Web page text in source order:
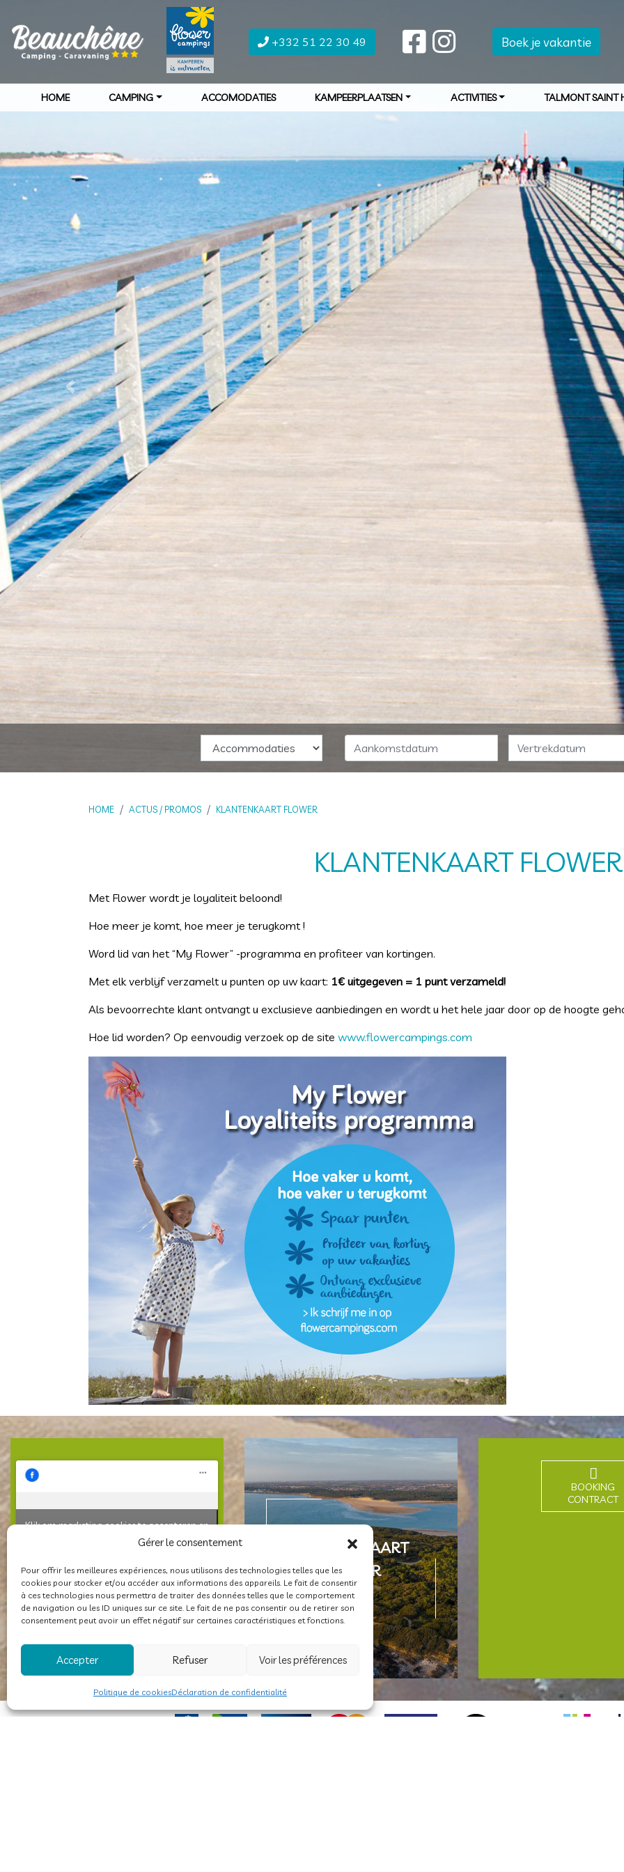
Gérer le consentement
Pour offrir les meilleures expériences, nous utilisons des technologies telles que les
cookies pour stocker et/ou accéder aux informations des appareils. Le fait de consentir
à ces technologies nous permettra de traiter des données telles que le comportement
de navigation ou les ID uniques sur ce site. Le fait de ne pas consentir ou de retirer son
consentement peut avoir un effet négatif sur certaines caractéristiques et fonctions.
Accepter Refuser Voir les préférences
Politique de cookiesDéclaration de confidentialité
+332 51 22 30 49 Boek je vakantie
HOME CAMPING ACCOMODATIES KAMPEERPLAATSEN ACTIVITIES TALMONT SAINT
Précédent
HOME ACTUS / PROMOS KLANTENKAART FLOWER
KLANTENKAART FLOWER
Met Flower wordt je loyaliteit beloond!
Hoe meer je komt, hoe meer je terugkomt !
Word lid van het “My Flower” -programma en profiteer van kortingen.
Met elk verblijf verzamelt u punten op uw kaart: 1€ uitgegeven = 1 punt verzameld!
Als bevoorrechte klant ontvangt u exclusieve aanbiedingen en wordt u het hele jaar door op de hoogte
Hoe lid worden? Op eenvoudig verzoek op de site www.flowercampings.com
Klik om marketing cookies te accepteren en
deze inhoud in te schakelen
KLANTENKAART
FLOWER
BOOKING
CONTRACT